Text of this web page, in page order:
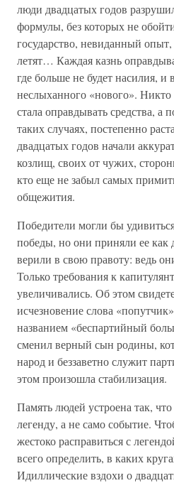
люди двадцатых годов
формулы, без которых не
государство, невиданный
летят… Каждая казнь
где больше не будет насилия,
неслыханного «нового». Никто
стала оправдывать средства, а
таких случаях, постепенно
двадцатых годов начали
козлищ, своих от чужих,
кто еще не забыл самых
общежития.
Победители могли бы
победы, но они приняли ее как
верили в свою правоту: ведь
Только требования к
увеличивались. Об этом
исчезновение слова
названием «беспартийный
сменил верный сын родины,
народ и беззаветно служит
этом произошла стабилизация.
Память людей устроена так,
легенду, а не само событие.
жестоко расправиться с
всего определить, в каких
Идиллические вздохи о